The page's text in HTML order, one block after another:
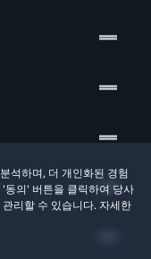
석하며, 더 개인화된 경험
동의' 버튼을 클릭하여 당사
리할 수 있습니다. 자세한